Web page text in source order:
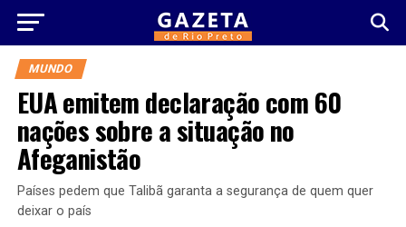
MUNDO
EUA emitem declaração com 60
nações sobre a situação no
Afeganistão
Países pedem que Talibã garanta a segurança de quem quer
deixar o país